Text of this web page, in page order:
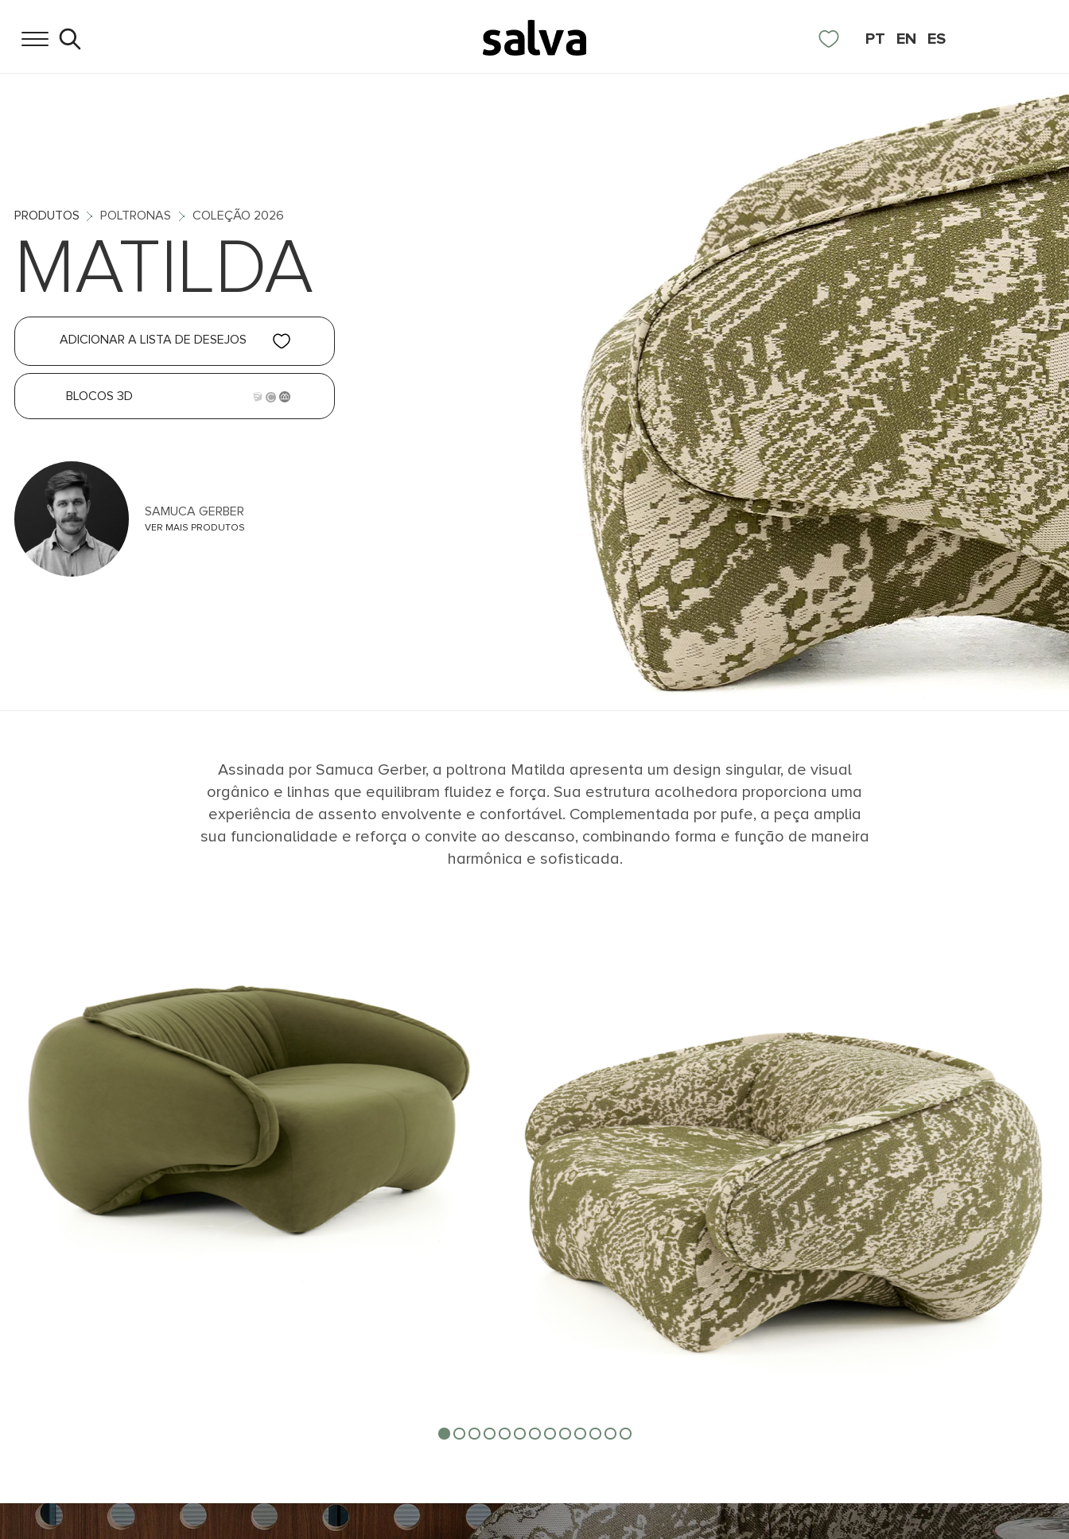
PT EN ES
PRODUTOS POLTRONAS COLEÇÃO 2026
MATILDA
ADICIONAR A LISTA DE DESEJOS
BLOCOS 3D
SAMUCA GERBER
VER MAIS PRODUTOS
Assinada por Samuca Gerber, a poltrona Matilda apresenta um design singular, de visual
orgânico e linhas que equilibram fluidez e força. Sua estrutura acolhedora proporciona uma
experiência de assento envolvente e confortável. Complementada por pufe, a peça amplia
sua funcionalidade e reforça o convite ao descanso, combinando forma e função de maneira
harmônica e sofisticada.